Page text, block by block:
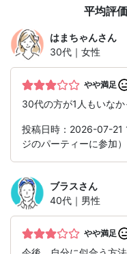
平均評価
はまちゃんさん
30代｜女性
やや満足
30代の方が1人もいなか
投稿日時：2026-07-
ジのパーティーに参加）
ブラスさん
40代｜男性
やや満足